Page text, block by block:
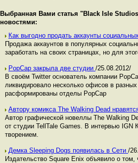
Выбранная Вами статья "Black Isle
новостями:
Как выгодно продать аккаунты
Продажа аккаунтов в популярных
заработать на своих страницах, но для
PopCap закрыла две студии /25.08.2012/
В своём Twitter основатель компании
ликвидировало несколько офисов в
расформированы отделы PopCap
Автору комикса The Walking Dead
Автор графической новеллы The Walking
от студии TellTale Games. В интервью IGN
творением.
Демка Sleeping Dogs появилась в Сети /
Издательство Square Enix объявило о